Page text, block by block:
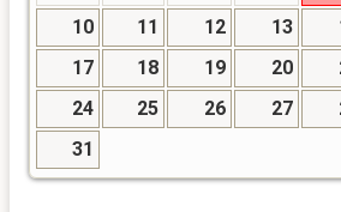
10
11 12 13
17
18 19 20
24
25 26 27
31